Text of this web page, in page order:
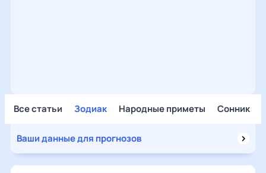
Все статьи Зодиак Народные приметы Сонник
Ваши данные для прогнозов